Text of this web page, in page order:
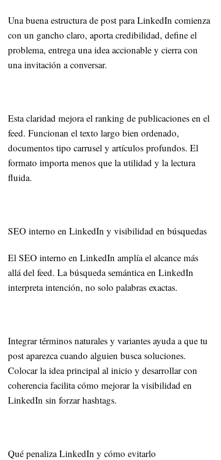
Una buena estructura de post para LinkedIn comienza
con un gancho claro, aporta credibilidad, define el
problema, entrega una idea accionable y cierra con
una invitación a conversar.
Esta claridad mejora el ranking de publicaciones en el
feed. Funcionan el texto largo bien ordenado,
documentos tipo carrusel y artículos profundos. El
formato importa menos que la utilidad y la lectura
fluida.
SEO interno en LinkedIn y visibilidad en búsquedas
El SEO interno en LinkedIn amplía el alcance más
allá del feed. La búsqueda semántica en LinkedIn
interpreta intención, no solo palabras exactas.
Integrar términos naturales y variantes ayuda a que tu
post aparezca cuando alguien busca soluciones.
Colocar la idea principal al inicio y desarrollar con
coherencia facilita cómo mejorar la visibilidad en
LinkedIn sin forzar hashtags.
Qué penaliza LinkedIn y cómo evitarlo